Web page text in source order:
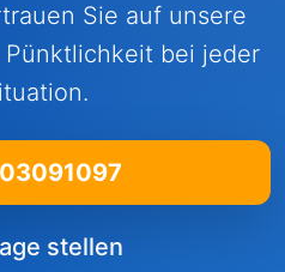
Sie auf unsere
bei jeder
stellen